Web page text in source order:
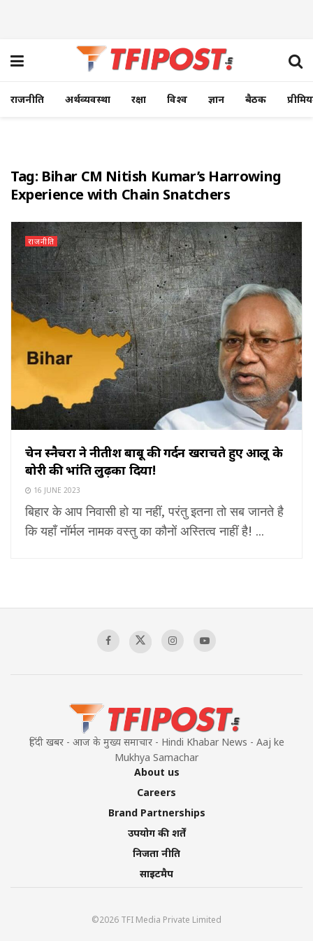
राजनीति अर्थव्यवस्था रक्षा विश्व ज्ञान बैठक
Tag: Bihar CM Nitish Kumar’s Harrowing
Experience with Chain Snatchers
राजनीति
चेन स्नैचरों ने नीतीश बाबू की गर्दन खरोंचते हुए आलू के
बोरी की भांति लुढ़का दिया!
16 JUNE 2023
बिहार के आप निवासी हो या नहीं, परंतु इतना तो सब जानते है
कि यहाँ नॉर्मल नामक वस्तु का कौनों अस्तित्व नाहीं है! ...
हिंदी खबर - आज के मुख्य समाचार - Hindi Khabar News - Aaj ke
Mukhya Samachar
About us
Careers
Brand Partnerships
उपयोग की शर्तें
निजता नीति
साइटमैप
©2026 TFI Media Private Limited